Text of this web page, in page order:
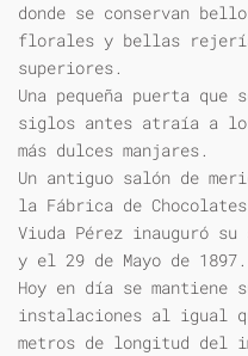
donde se conservan
florales y bellas
superiores.
Una pequeña puerta
siglos antes atraía a
más dulces manjares.
Un antiguo salón de
la Fábrica de
Viuda Pérez inauguró
y el 29 de Mayo de 1897.
Hoy en día se mantiene
instalaciones al igual
metros de longitud del